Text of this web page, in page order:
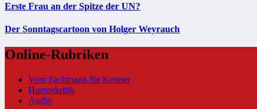
Erste Frau an der Spitze der UN?
Der Sonntagscartoon von Holger Weyrauch
Online-Rubriken
Vom Fachmann für Kenner
Humorkritik
Audio